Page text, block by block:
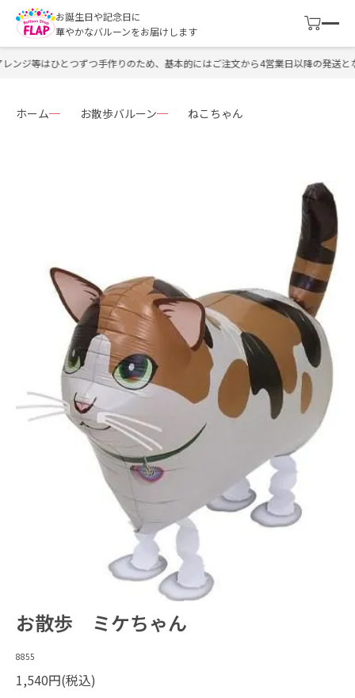
お誕生日や記念日に
華やかなバルーンをお届けします
ジ等はひとつずつ手作りのため、基本的にはご注文から4営業日以降の発送とな
ホーム お散歩バルーン ねこちゃん
お散歩 ミケちゃん
8855
1,540円(税込)